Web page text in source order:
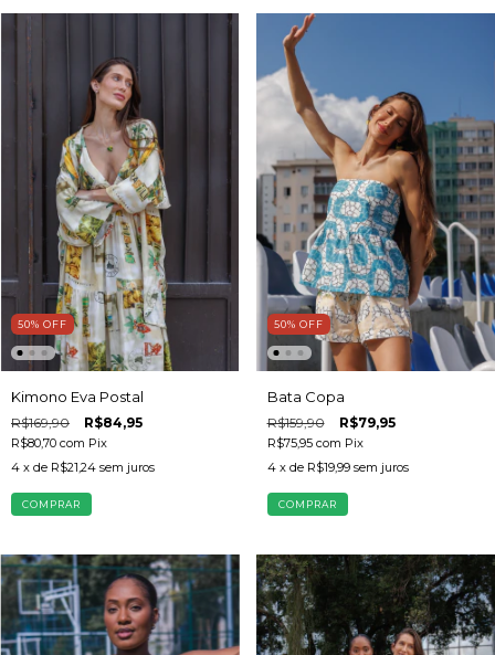
50% OFF
Kimono Eva Postal
R$169,90 R$84,95
R$80,70 com Pix
4 x de R$21,24 sem juros
COMPRAR
50% OFF
Bata Copa
R$159,90 R$79,95
R$75,95 com Pix
4 x de R$19,99 sem juros
COMPRAR